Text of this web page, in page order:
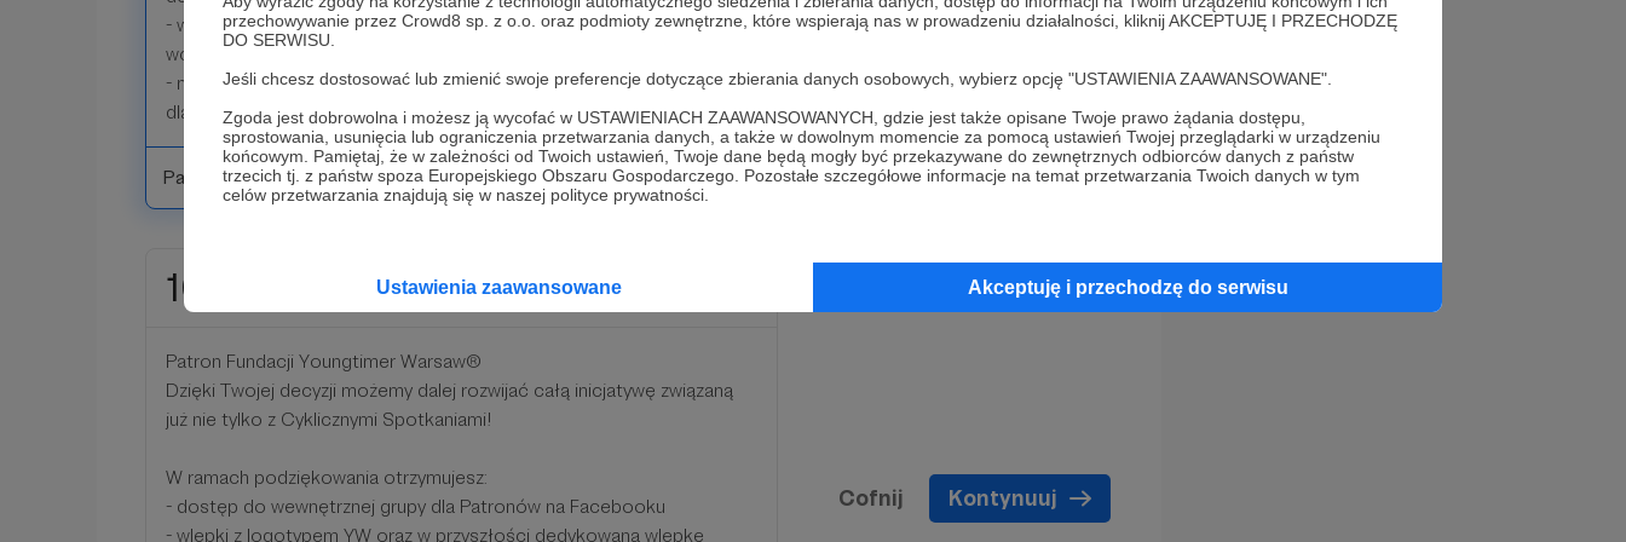
przechowywanie przez Crowd8 sp. z o.o. oraz podmioty zewnętrzne, które wspierają nas w prowadzeniu działalności, kliknij AKCEPTUJĘ I PRZECHODZĘ
DO SERWISU.
Jeśli chcesz dostosować lub zmienić swoje preferencje dotyczące zbierania danych osobowych, wybierz opcję "USTAWIENIA ZAAWANSOWANE".
Zgoda jest dobrowolna i możesz ją wycofać w USTAWIENIACH ZAAWANSOWANYCH, gdzie jest także opisane Twoje prawo żądania dostępu,
sprostowania, usunięcia lub ograniczenia przetwarzania danych, a także w dowolnym momencie za pomocą ustawień Twojej przeglądarki w urządzeniu
końcowym. Pamiętaj, że w zależności od Twoich ustawień, Twoje dane będą mogły być przekazywane do zewnętrznych odbiorców danych z państw
trzecich tj. z państw spoza Europejskiego Obszaru Gospodarczego. Pozostałe szczegółowe informacje na temat przetwarzania Twoich danych w tym
celów przetwarzania znajdują się w naszej polityce prywatności.
Ustawienia zaawansowane Akceptuję i przechodzę do serwisu
- wydzielone miejsce na spocie dla Twojego klasyka (konieczne
wcześniejsze zgłoszenie)
- możliwość udziału z spotkaniach i wyjazdach przeznaczonych jedynie
dla Patronów
Patroni: 0
1001 zł miesięcznie
Patron Fundacji Youngtimer Warsaw®
Dzięki Twojej decyzji możemy dalej rozwijać całą inicjatywę związaną
już nie tylko z Cyklicznymi Spotkaniami!
W ramach podziękowania otrzymujesz:
- dostęp do wewnętrznej grupy dla Patronów na Facebooku
- wlepki z logotypem YW oraz w przyszłości dedykowaną wlepkę
Cofnij Kontynuuj